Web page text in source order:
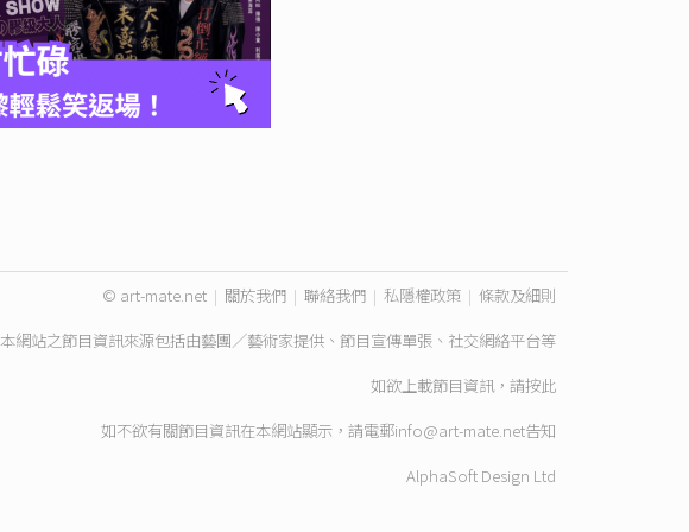
© art-mate.net | 關於我們 | 聯絡我們 | 私隱權政策 | 條款及細則
本網站之節目資訊來源包括由藝團／藝術家提供、節目宣傳單張、社交網絡平台等
如欲上載節目資訊，請按此
如不欲有關節目資訊在本網站顯示，請電郵info@art-mate.net告知
AlphaSoft Design Ltd